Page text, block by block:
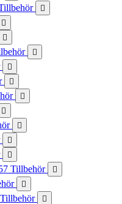











Tillbehör 

